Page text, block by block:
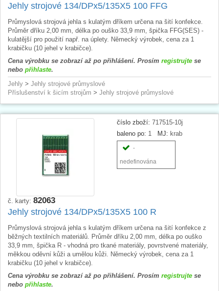
Jehly strojové 134/DPx5/135X5 100 FFG
Průmyslová strojová jehla s kulatým dříkem určena na šití konfekce.
Průměr dříku 2,00 mm, délka po ouško 33,9 mm, špička FFG(SES) -
kulatější pro použití např. na úplety. Německý výrobek, cena za 1
krabičku (10 jehel v krabičce).
Cena výrobku se zobrazí až po přihlášení. Prosím registrujte se
nebo přihlaste.
Jehly > Jehly strojové průmyslové
Příslušenství k šicím strojům > Jehly strojové průmyslové
číslo zboží: 717515-10j
baleno po: 1 MJ: krab
-
nedefinována
č. karty: 82063
Jehly strojové 134/DPx5/135X5 100 R
Průmyslová strojová jehla s kulatým dříkem určena na šití konfekce z
běžných textilních materiálů. Průměr dříku 2,00 mm, délka po ouško
33,9 mm, špička R - vhodná pro tkané materiály, povrstvené materiály,
měkkou oděvní kůži a umělou kůži. Německý výrobek, cena za 1
krabičku (10 jehel v krabičce).
Cena výrobku se zobrazí až po přihlášení. Prosím registrujte se
nebo přihlaste.